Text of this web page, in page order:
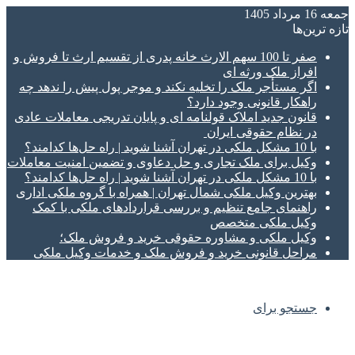
جمعه 16 مرداد 1405
تازه‌ ترین‌ها
صفر تا 100 سهم الارث خانه پدری از تقسیم ارث تا فروش و
افراز ملک ورثه ای
اگر مستأجر ملک را تخلیه نکند و موجر پول پیش را ندهد چه
راهکار قانونی وجود دارد؟
قانون جدید املاک قولنامه ای و پایان تدریجی معاملات عادی
در نظام حقوقی ایران
با 10 مشکل ملکی در تهران آشنا شوید | راه حل‌ها کدامند؟
وکیل برای ملک تجاری و حل دعاوی و تضمین امنیت معاملات
با 10 مشکل ملکی در تهران آشنا شوید | راه حل‌ها کدامند؟
بهترین وکیل ملکی شمال تهران | همراه با گروه ملکی اداری
راهنمای جامع تنظیم و بررسی قراردادهای ملکی با کمک
وکیل ملکی متخصص
وکیل ملکی و مشاوره حقوقی خرید و فروش ملک؛
مراحل قانونی خرید و فروش ملک و خدمات وکیل ملکی
جستجو برای